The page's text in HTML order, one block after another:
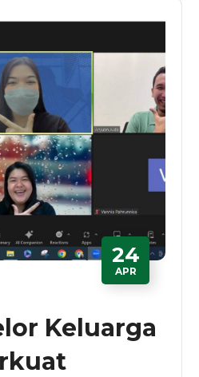
24
APR
Keluarga